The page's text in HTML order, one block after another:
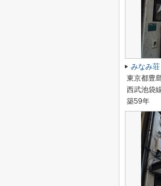
みなみ荘
東京都豊
西武池袋
築59年